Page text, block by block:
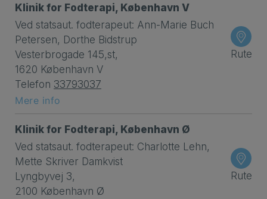
Klinik for Fodterapi, København V
Ved statsaut. fodterapeut: Ann-Marie Buch
Petersen, Dorthe Bidstrup
Vesterbrogade 145,st,
1620 København V
Telefon 33793037
Mere info
Rute
Klinik for Fodterapi, København Ø
Ved statsaut. fodterapeut: Charlotte Lehn,
Mette Skriver Damkvist
Lyngbyvej 3,
2100 København Ø
Rute